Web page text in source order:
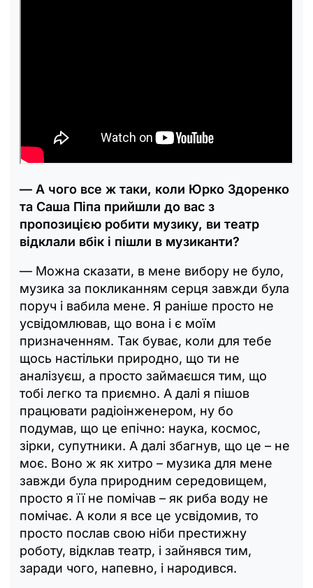
— А чого все ж таки, коли Юрко Здоренко
та Саша Піпа прийшли до вас з
пропозицією робити музику, ви театр
відклали вбік і пішли в музиканти?
— Можна сказати, в мене вибору не було,
музика за покликанням серця завжди була
поруч і вабила мене. Я раніше просто не
усвідомлював, що вона і є моїм
призначенням. Так буває, коли для тебе
щось настільки природно, що ти не
аналізуєш, а просто займаєшся тим, що
тобі легко та приємно. А далі я пішов
працювати радіоінженером, ну бо
подумав, що це епічно: наука, космос,
зірки, супутники. А далі збагнув, що це – не
моє. Воно ж як хитро – музика для мене
завжди була природним середовищем,
просто я її не помічав – як риба воду не
помічає. А коли я все це усвідомив, то
просто послав свою ніби престижну
роботу, відклав театр, і зайнявся тим,
заради чого, напевно, і народився.